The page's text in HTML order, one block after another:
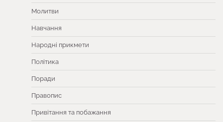
Молитви
Навчання
Народні прикмети
Політика
Поради
Правопис
Привітання та побажання